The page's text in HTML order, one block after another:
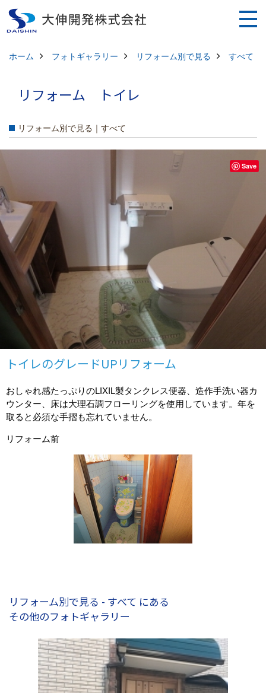
ホーム フォトギャラリー リフォーム別で見る すべて
リフォーム トイレ
リフォーム別で見る｜すべて
トイレのグレードUPリフォーム
おしゃれ感たっぷりのLIXIL製タンクレス便器、造作手洗い器カ
ウンター、床は大理石調フローリングを使用しています。年を
取ると必須な手摺も忘れていません。
リフォーム前
Save
リフォーム別で見る - すべて にある
その他のフォトギャラリー